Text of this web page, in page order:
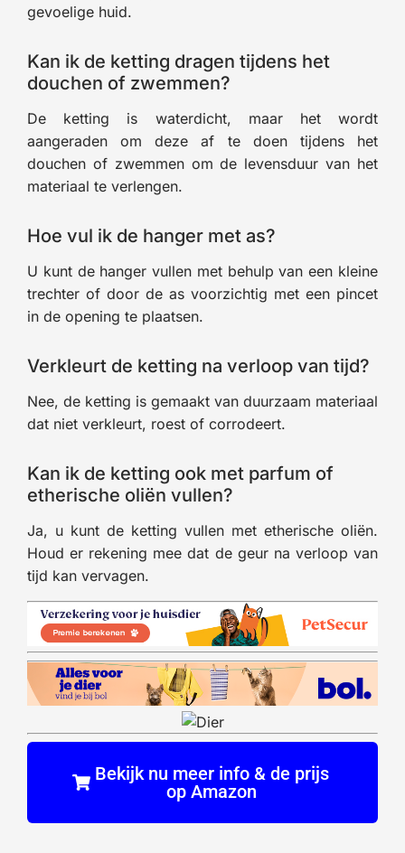
gevoelige huid.
Kan ik de ketting dragen tijdens het
douchen of zwemmen?
De ketting is waterdicht, maar het wordt
aangeraden om deze af te doen tijdens het
douchen of zwemmen om de levensduur van het
materiaal te verlengen.
Hoe vul ik de hanger met as?
U kunt de hanger vullen met behulp van een kleine
trechter of door de as voorzichtig met een pincet
in de opening te plaatsen.
Verkleurt de ketting na verloop van tijd?
Nee, de ketting is gemaakt van duurzaam materiaal
dat niet verkleurt, roest of corrodeert.
Kan ik de ketting ook met parfum of
etherische oliën vullen?
Ja, u kunt de ketting vullen met etherische oliën.
Houd er rekening mee dat de geur na verloop van
tijd kan vervagen.
Bekijk nu meer info & de prijs
op Amazon